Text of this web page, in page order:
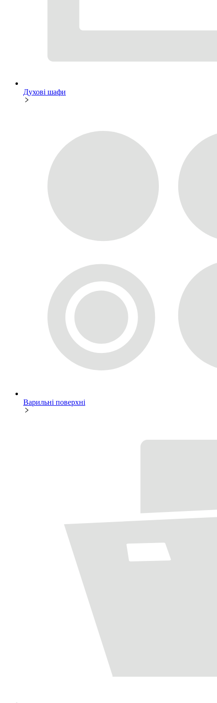
Духові шафи
Варильні поверхні